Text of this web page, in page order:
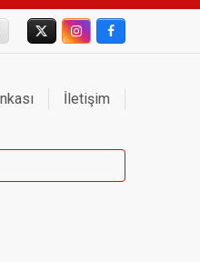
İletişim